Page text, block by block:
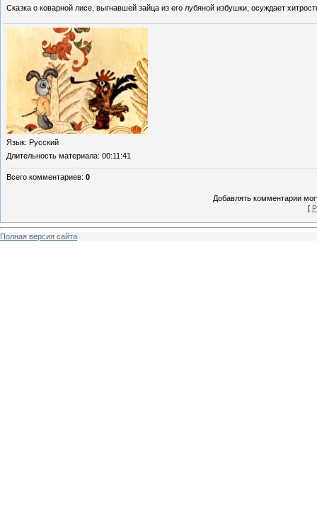
Сказка о коварной лисе, выгнавшей зайца из его лубяной избушки, осуждает
Язык: Русский
Длительность материала: 00:11:41
Всего комментариев: 0
Добавлять комментарии
[
Полная версия сайта